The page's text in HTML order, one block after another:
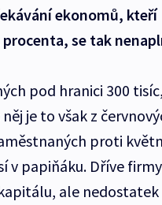
ekonomů, kteří
se tak
pod hranici 300
je to však z
proti
v papiňáku. Dříve
ale nedostatek